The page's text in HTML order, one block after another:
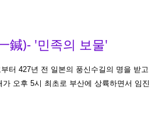
鍼)- '민족의 보물'
터 427년 전 일본의 풍신수길의 명을 받고
오후 5시 최초로 부산에 상륙하면서 임진